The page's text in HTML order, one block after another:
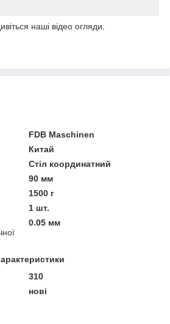
наші відео огляди.
FDB Maschinen
Китай
Стіл координатний
90 мм
1500 г
1 шт.
0.05 мм
310
нові